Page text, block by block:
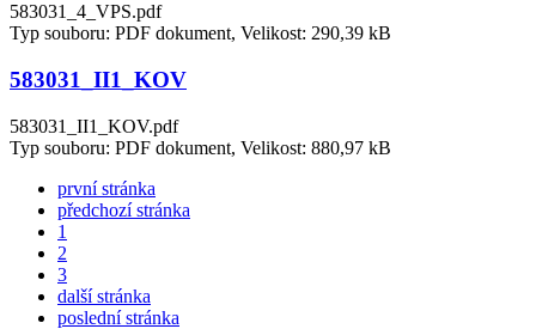
583031_4_VPS.pdf
Typ souboru: PDF dokument, Velikost: 290,39 kB
583031_II1_KOV
583031_II1_KOV.pdf
Typ souboru: PDF dokument, Velikost: 880,97 kB
první stránka
předchozí stránka
1
2
3
další stránka
poslední stránka